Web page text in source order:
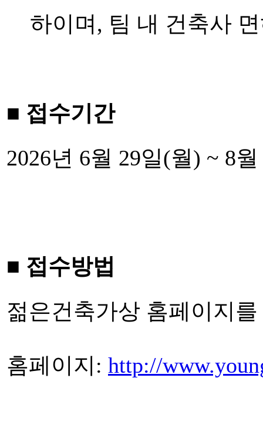
하이며, 팀 내 건축사
■ 접수기간
2026년 6월 29일(월) ~ 8
■ 접수방법
젊은건축가상 홈페이지
홈페이지: http://